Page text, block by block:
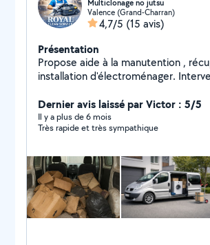
Multiclonage no jutsu
Valence (Grand-Charran)
4,7/5 (15 avis)
Présentation
Propose aide à la manutention ,
installation d'électroménager.
trajets **************** Nettoyage de canapés,
matelas...
Dernier avis laissé par Victor : 5/5
Il y a plus de 6 mois
Très rapide et très sympathique